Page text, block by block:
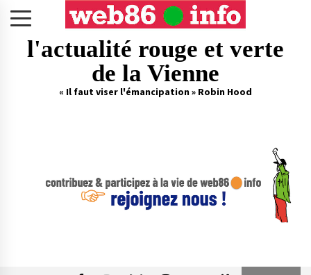
l'actualité rouge et verte
de la Vienne
« Il faut viser l'émancipation » Robin Hood